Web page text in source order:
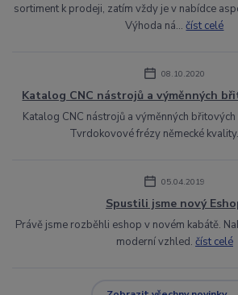
sortiment k prodeji, zatím vždy je v nabídce
Výhoda ná...číst celé
08.10.2020
Katalog CNC nástrojů a výměnných
Katalog CNC nástrojů a výměnných
Tvrdokovové frézy německé
05.04.2019
Spustili jsme nový
Právě jsme rozběhli eshop v novém kabátě.
moderní vzhled. číst celé